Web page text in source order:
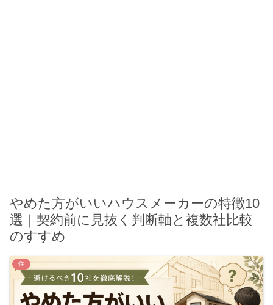
やめた方がいいハウスメーカーの特徴10
選｜契約前に見抜く判断軸と複数社比較
のすすめ
住